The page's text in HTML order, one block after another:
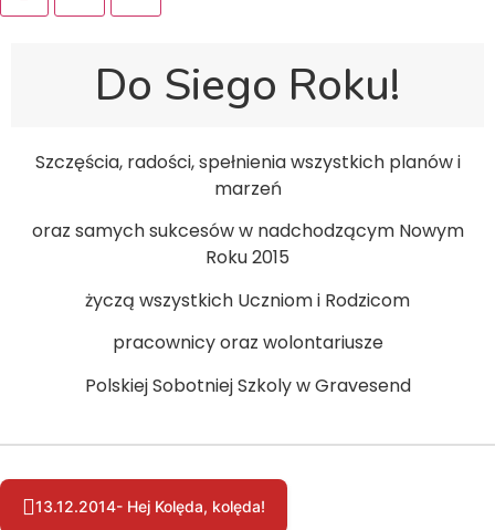
Do Siego Roku!
Szczęścia, radości, spełnienia wszystkich planów i
marzeń
oraz samych sukcesów w nadchodzącym Nowym
Roku 2015
życzą wszystkich Uczniom i Rodzicom
pracownicy oraz wolontariusze
Polskiej Sobotniej Szkoly w Gravesend
13.12.2014- Hej Kolęda, kolęda!